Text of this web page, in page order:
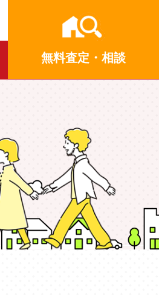
無料査定・相談